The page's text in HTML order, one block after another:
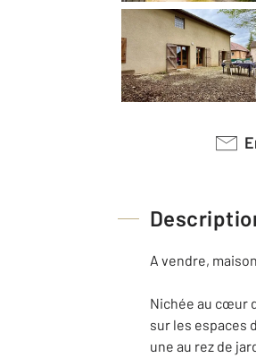
A vendre,
Nichée au cœur
sur les espaces
une au rez de